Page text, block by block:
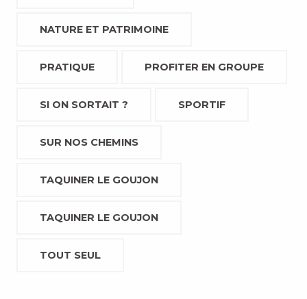
NATURE ET PATRIMOINE
PRATIQUE PROFITER EN GROUPE
SI ON SORTAIT ? SPORTIF
SUR NOS CHEMINS
TAQUINER LE GOUJON
TAQUINER LE GOUJON
TOUT SEUL